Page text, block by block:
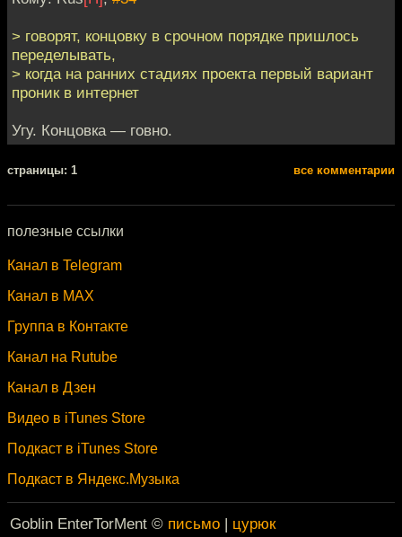
> говорят, концовку в срочном порядке пришлось
переделывать,
> когда на ранних стадиях проекта первый вариант
проник в интернет
Угу. Концовка — говно.
cтраницы: 1 все комментарии
полезные ссылки
Канал в Telegram
Канал в MAX
Группа в Контакте
Канал на Rutube
Канал в Дзен
Видео в iTunes Store
Подкаст в iTunes Store
Подкаст в Яндекс.Музыка
Goblin EnterTorMent © письмо | цурюк